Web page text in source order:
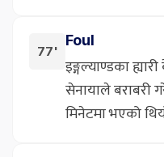
77'
Foul
इङ्गल्याण्डका
सेनायाले
मिनेटमा भएको